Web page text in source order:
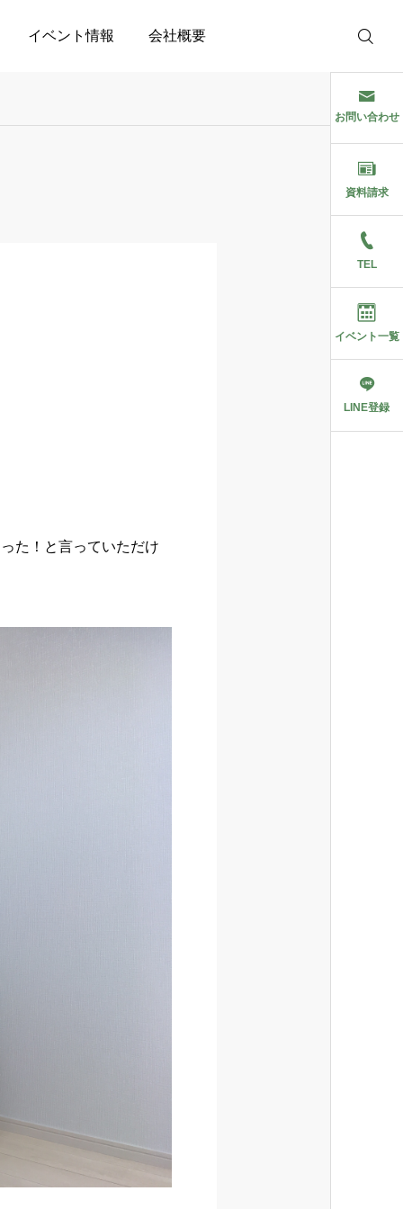
イベント情報 会社概要
お問い合わせ
資料請求
TEL
イベント一覧
LINE登録
た！と言っていただけ